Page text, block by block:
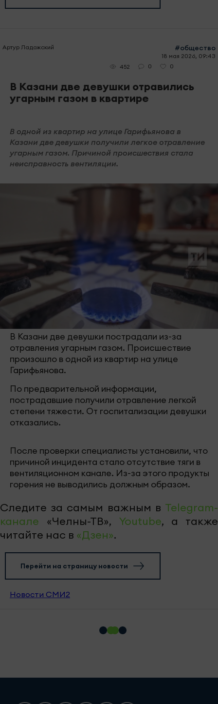
Артур Ладожский #общество
18 мая 2026, 09:43
452
0 0
В Казани две девушки отравились
угарным газом в квартире
В одной из квартир на улице Гарифьянова в
Казани две девушки получили легкое отравление
угарным газом. Причиной происшествия стала
неисправность вентиляции.
В Казани две девушки пострадали из-за
отравления угарным газом. Происшествие
произошло в одной из квартир на улице
Гарифьянова.
По предварительной информации,
пострадавшие получили отравление легкой
степени тяжести. От госпитализации девушки
отказались.
После проверки специалисты установили, что
причиной инцидента стало отсутствие тяги в
вентиляционном канале. Из-за этого продукты
горения не выводились должным образом.
Следите за самым важным в Telegram-
канале «Челны-ТВ», Youtube, а также
читайте нас в «Дзен».
Перейти на страницу новости
Новости СМИ2